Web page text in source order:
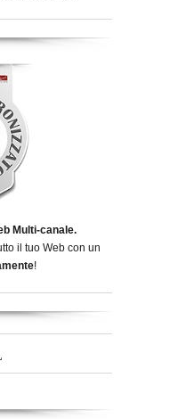
Multi-canale.
il tuo Web con un
!